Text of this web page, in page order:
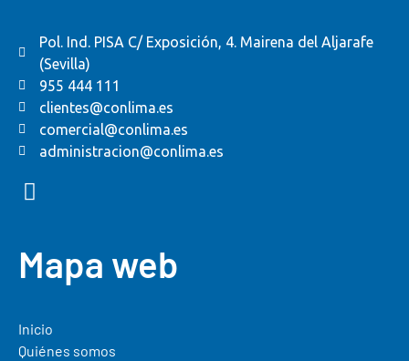
Pol. Ind. PISA C/ Exposición, 4. Mairena del Aljarafe
(Sevilla)
955 444 111
clientes@conlima.es
comercial@conlima.es
administracion@conlima.es
Mapa web
Inicio
Quiénes somos